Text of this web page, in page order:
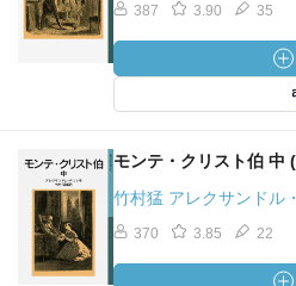
387 3.90 35
モンテ・クリスト伯 中
竹村猛 アレクサンドル
370 3.85 22